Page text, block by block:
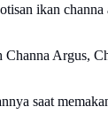
ikan
Argus,
saat